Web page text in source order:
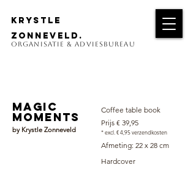
krystle
zonneveld.
organisatie & adviesbureau
magic
moments
by Krystle Zonneveld
Coffee table book
Prijs € 39,95
* excl. € 4,95 verzendkosten
Afmeting: 22 x 28 cm
Hardcover